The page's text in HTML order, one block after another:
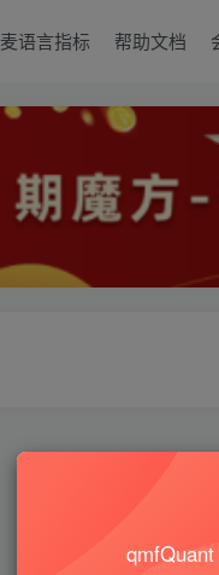
麦语言指标 帮助文档